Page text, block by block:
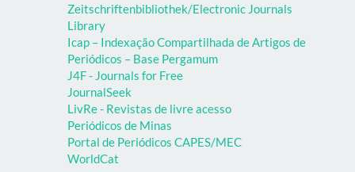
Zeitschriftenbibliothek/Electronic Journals
Library
Icap – Indexação Compartilhada de Artigos de
Periódicos – Base Pergamum
J4F - Journals for Free
JournalSeek
LivRe - Revistas de livre acesso
Periódicos de Minas
Portal de Periódicos CAPES/MEC
WorldCat